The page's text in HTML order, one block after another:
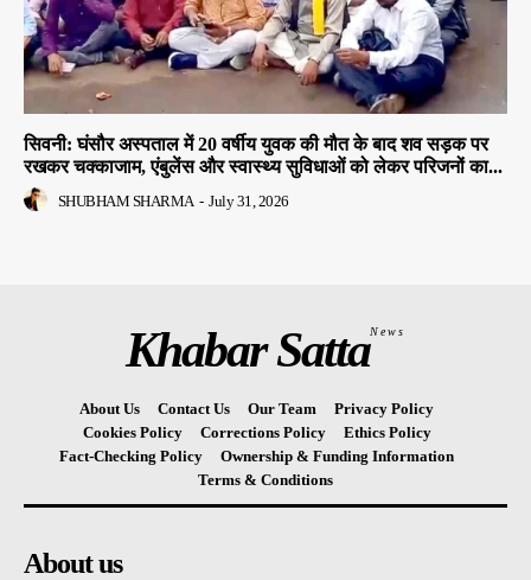
सिवनी: घंसौर अस्पताल में 20 वर्षीय युवक की मौत के बाद शव सड़क पर
रखकर चक्काजाम, एंबुलेंस और स्वास्थ्य सुविधाओं को लेकर परिजनों का...
SHUBHAM SHARMA - July 31, 2026
Khabar SattaNews
About Us Contact Us Our Team
Privacy Policy
Cookies Policy
Corrections Policy
Ethics Policy
Fact-Checking Policy
Ownership & Funding Information
Terms & Conditions
About us